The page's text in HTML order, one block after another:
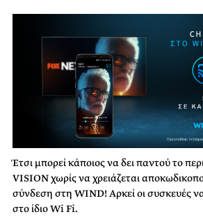
Έτσι μπορεί κάποιος να δει παντού το
VISION χωρίς να χρειάζεται
σύνδεση στη WIND! Αρκεί οι συσκευές
στο ίδιο Wi Fi.